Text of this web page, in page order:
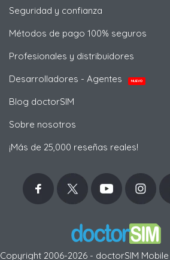
Seguridad y confianza
Métodos de pago 100% seguros
Profesionales y distribuidores
Desarrolladores - Agentes
NUEVO
Blog doctorSIM
Sobre nosotros
¡Más de 25,000 reseñas reales!
Copyright 2006-2026 - doctorSIM Mobile